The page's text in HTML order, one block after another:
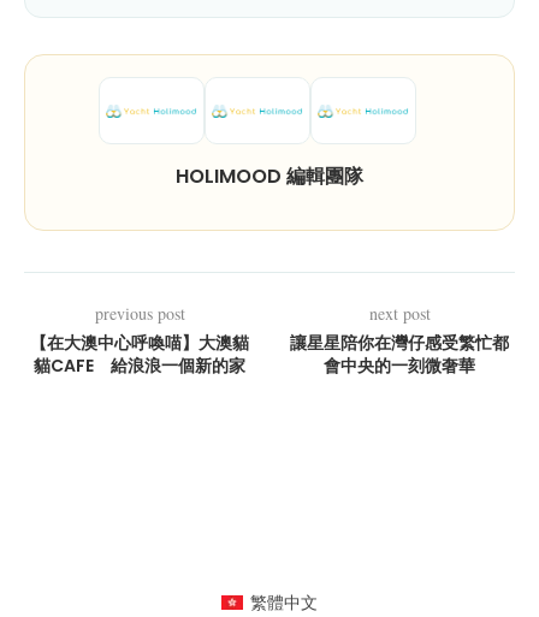
HOLIMOOD 編輯團隊
previous post
【在大澳中心呼喚喵】大澳貓
貓CAFE 給浪浪一個新的家
next post
讓星星陪你在灣仔感受繁忙都
會中央的一刻微奢華
繁體中文